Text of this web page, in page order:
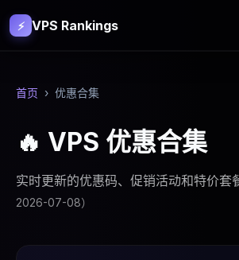
⚡ VPS Rankings
首页 › 优惠合集
🔥 VPS 优惠合集
实时更新的优惠码、促销活动和特价套
2026-07-08）